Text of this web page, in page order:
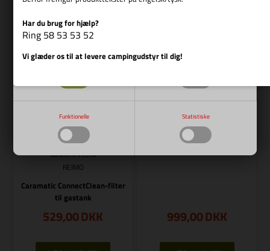
Nødvendige Markedsføring
Funktionelle Statistiske
Bestillingsvare Bestillingsvare
Varenr.: R 75534
REIMO
Caramatic ConnectClean-filter
til gastank
529,00DKK
Varenr.: R 75445
REIMO
Caramatic ConnectDrive
999,00DKK
Har du brug for hjælp?
Ring 58 53 53 52
Vi glæder os til at levere campingudstyr til dig!